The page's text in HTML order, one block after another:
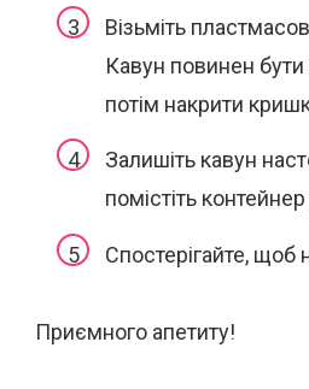
Візьміть
Кавун повинен бути
потім накрити
Залишіть кавун
помістіть
Спостерігайте, щоб
Приємного апетиту!